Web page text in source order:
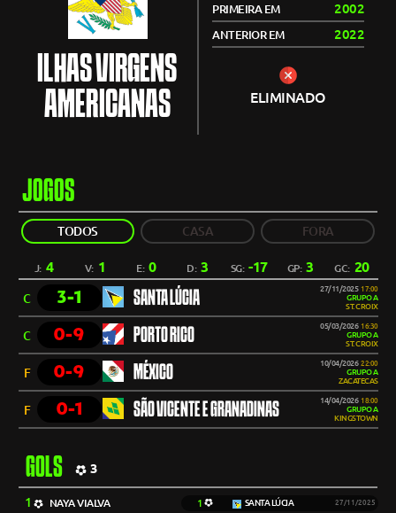
ILHAS VIRGENS
AMERICANAS
PRIMEIRA EM 2002
ANTERIOR EM 2022
ELIMINADO
JOGOS
TODOS CASA FORA
J: 4 V: 1 E:0 D:3 SG: -17 GP: 3 GC: 20
C 3-1 SANTA LÚCIA 27/11/2025 17:00
GRUPO A
ST. CROIX
C 0-9 PORTO RICO 05/03/2026 16:30
GRUPO A
ST. CROIX
F 0-9 MÉXICO 10/04/2026 22:00
GRUPO A
ZACATECAS
F 0-1 SÃO VICENTE E GRANADINAS 14/04/2026 18:00
GRUPO A
KINGSTOWN
GOLS 3
1 NAYA VIALVA 1 SANTA LÚCIA 27/11/2025